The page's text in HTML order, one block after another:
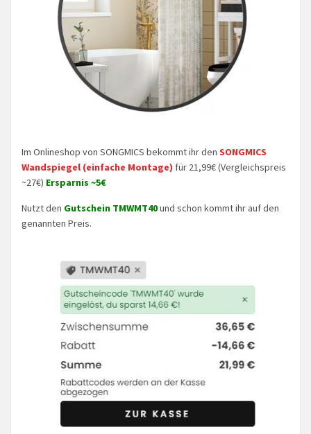
Im Onlineshop von SONGMICS bekommt ihr den SONGMICS
Wandspiegel (einfache Montage) für 21,99€ (Vergleichspreis
~27€) Ersparnis ~5€
Nutzt den Gutschein TMWMT40und schon kommt ihr auf den
genannten Preis.